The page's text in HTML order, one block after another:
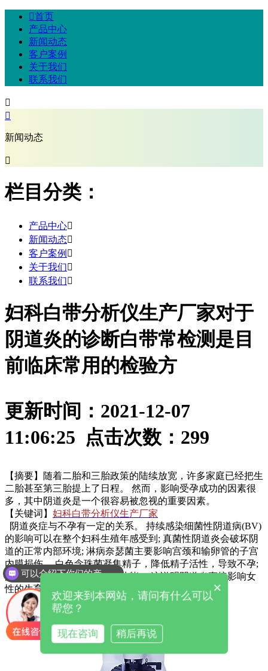
首页
产品中心
新闻动态
客户案例
关于我们
联系我们


新闻动态

栏目分类：
产品中心
新闻动态
客户案例 
关于我们
联系我们
妇科白带分析仪生产厂家对于
阴道炎的诊断白带常检测是目
前临床常用的检验方
更新时间：2021-12-07
11:06:25 点击次数： 299
【摘要】随着二胎和三胎政策的陆续放宽，许多家庭已经把生
二胎甚至第三胎提上了日程。 然而，影响受孕成功的因素很
多，其中阴道炎是一个很容易被忽视的重要因素。
【关键词】 妇科白带分析仪生产厂家
阴道炎症与不孕有一定的关系。 持续感染细菌性阴道病(BV)
的影响可以在整个妇科生殖年感受到; 真菌性阴道炎会破坏阴
道的正常内部环境; 淋病奈瑟菌主要影响宫颈和输卵管的子宫
内膜损伤。 白色念珠菌凝集精子，降低精子活性，导致不孕;
阴道毛滴虫具有吞噬精子的功能。 这说明阴道炎直接影响女
性的生育能力。
可以介绍下你们的产品么
×
欢迎来到本网站，请问有什么可以
帮您？
现在咨询 稍后再说